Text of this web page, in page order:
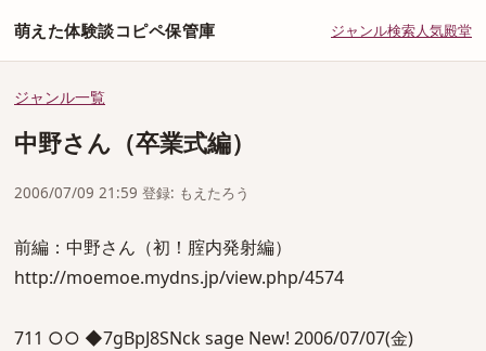
萌えた体験談コピペ保管庫 ジャンル検索人気殿堂
ジャンル一覧
中野さん（卒業式編）
2006/07/09 21:59 登録: もえたろう
前編：中野さん（初！腟内発射編）
http://moemoe.mydns.jp/view.php/4574
711 ○○ ◆7gBpJ8SNck sage New! 2006/07/07(金)